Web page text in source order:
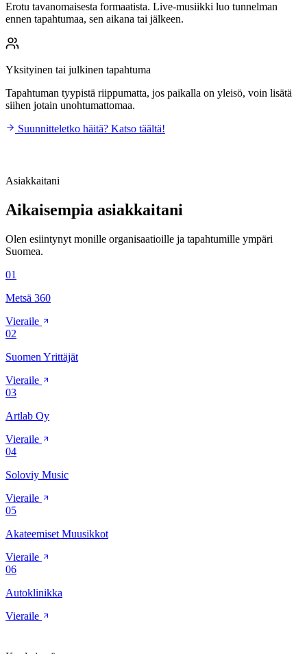
Erotu tavanomaisesta formaatista. Live-musiikki luo tunnelman
ennen tapahtumaa, sen aikana tai jälkeen.
Yksityinen tai julkinen tapahtuma
Tapahtuman tyypistä riippumatta, jos paikalla on yleisö, voin lisätä
siihen jotain unohtumattomaa.
Suunnitteletko häitä? Katso täältä!
Asiakkaitani
Aikaisempia asiakkaitani
Olen esiintynyt monille organisaatioille ja tapahtumille ympäri
Suomea.
01
Metsä 360
Vieraile
02
Suomen Yrittäjät
Vieraile
03
Artlab Oy
Vieraile
04
Soloviy Music
Vieraile
05
Akateemiset Muusikkot
Vieraile
06
Autoklinikka
Vieraile